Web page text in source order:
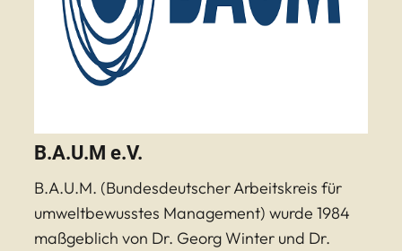
B.A.U.M e.V.
B.A.U.M. (Bundesdeutscher Arbeitskreis für
umweltbewusstes Management) wurde 1984
maßgeblich von Dr. Georg Winter und Dr.